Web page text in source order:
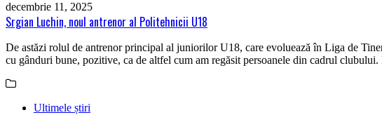
decembrie 11, 2025
Srgian Luchin, noul antrenor al Politehnicii U18
De astăzi rolul de antrenor principal al juniorilor U18, care evoluează în Liga de
cu gânduri bune, pozitive, ca de altfel cum am regăsit persoanele din cadrul
Ultimele știri